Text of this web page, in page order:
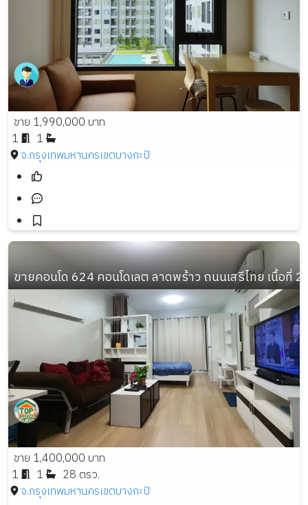
ขาย 1,990,000 บาท
1
1
จ.กรุงเทพมหานครเขตบางกะปิ
ขายคอนโด 624 คอนโดเลต ลาดพร้าว ถนนเสรีไทย เนื้อที่
ขาย 1,400,000 บาท
1
1
28 ตรว.
จ.กรุงเทพมหานครเขตบางกะปิ